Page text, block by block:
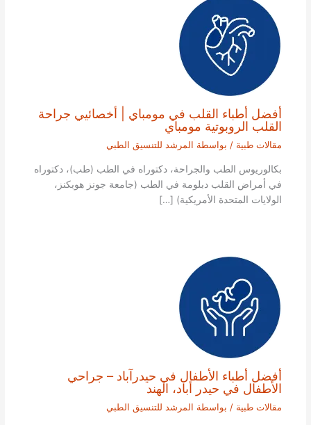
أفضل أطباء القلب في مومباي | أخصائيي جراحة
القلب الروبوتية مومباي
مقالات طبية / بواسطة المرشد للتنسيق الطبي
بكالوريوس الطب والجراحة، دكتوراه في الطب (طب)، دكتوراه
في أمراض القلب دبلومة في الطب (جامعة جونز هوبكنز،
الولايات المتحدة الأمريكية) […]
أفضل أطباء الأطفال في حيدرآباد – جراحي
الأطفال في حيدر أباد، الهند
مقالات طبية / بواسطة المرشد للتنسيق الطبي